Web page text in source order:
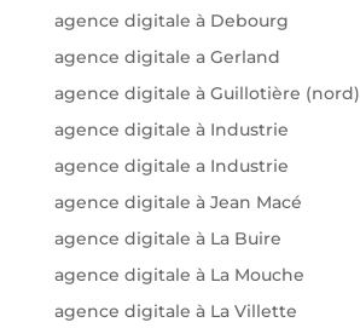
agence digitale à Debourg
agence digitale a Gerland
agence digitale à Guillotière (nord)
agence digitale à Industrie
agence digitale a Industrie
agence digitale à Jean Macé
agence digitale à La Buire
agence digitale à La Mouche
agence digitale à La Villette